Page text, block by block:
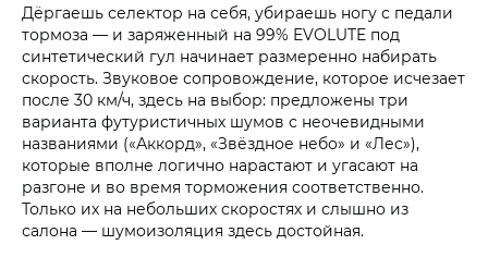
Дёргаешь селектор на себя, убираешь ногу с педали
тормоза — и заряженный на 99% EVOLUTE под
синтетический гул начинает размеренно набирать
скорость. Звуковое сопровождение, которое исчезает
после 30 км/ч, здесь на выбор: предложены три
варианта футуристичных шумов с неочевидными
названиями («Аккорд», «Звёздное небо» и «Лес»),
которые вполне логично нарастают и угасают на
разгоне и во время торможения соответственно.
Только их на небольших скоростях и слышно из
салона — шумоизоляция здесь достойная.